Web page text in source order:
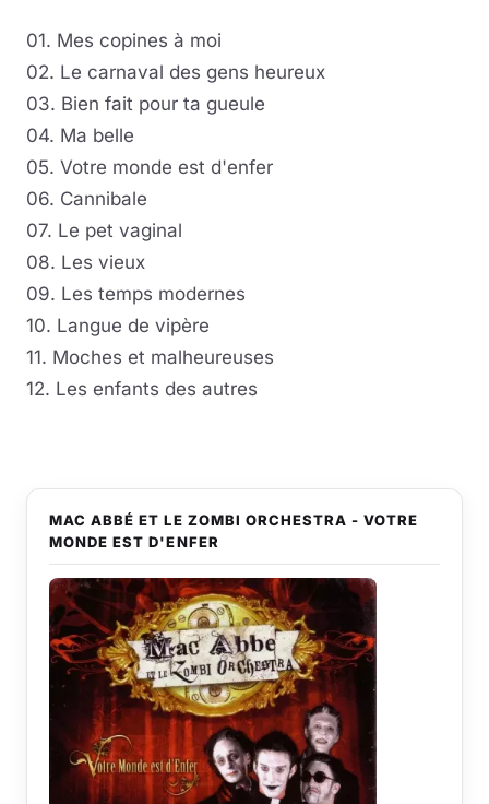
01. Mes copines à moi
02. Le carnaval des gens heureux
03. Bien fait pour ta gueule
04. Ma belle
05. Votre monde est d'enfer
06. Cannibale
07. Le pet vaginal
08. Les vieux
09. Les temps modernes
10. Langue de vipère
11. Moches et malheureuses
12. Les enfants des autres
MAC ABBÉ ET LE ZOMBI ORCHESTRA - VOTRE
MONDE EST D'ENFER